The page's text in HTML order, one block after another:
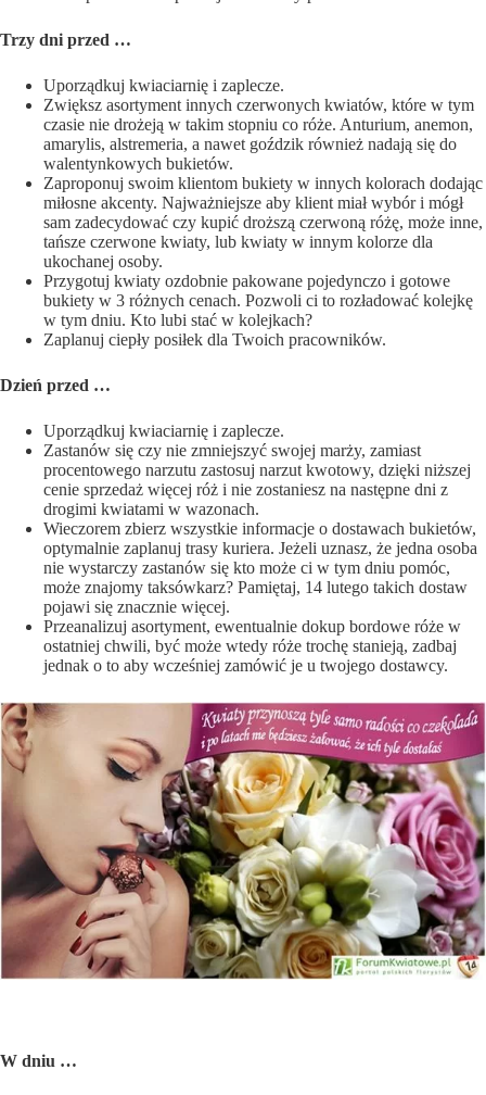
Trzy dni przed …
Uporządkuj kwiaciarnię i zaplecze.
Zwiększ asortyment innych czerwonych kwiatów, które w tym
czasie nie drożeją w takim stopniu co róże. Anturium, anemon,
amarylis, alstremeria, a nawet goździk również nadają się do
walentynkowych bukietów.
Zaproponuj swoim klientom bukiety w innych kolorach dodając
miłosne akcenty. Najważniejsze aby klient miał wybór i mógł
sam zadecydować czy kupić droższą czerwoną różę, może inne,
tańsze czerwone kwiaty, lub kwiaty w innym kolorze dla
ukochanej osoby.
Przygotuj kwiaty ozdobnie pakowane pojedynczo i gotowe
bukiety w 3 różnych cenach. Pozwoli ci to rozładować kolejkę
w tym dniu. Kto lubi stać w kolejkach?
Zaplanuj ciepły posiłek dla Twoich pracowników.
Dzień przed …
Uporządkuj kwiaciarnię i zaplecze.
Zastanów się czy nie zmniejszyć swojej marży, zamiast
procentowego narzutu zastosuj narzut kwotowy, dzięki niższej
cenie sprzedaż więcej róż i nie zostaniesz na następne dni z
drogimi kwiatami w wazonach.
Wieczorem zbierz wszystkie informacje o dostawach bukietów,
optymalnie zaplanuj trasy kuriera. Jeżeli uznasz, że jedna osoba
nie wystarczy zastanów się kto może ci w tym dniu pomóc,
może znajomy taksówkarz? Pamiętaj, 14 lutego takich dostaw
pojawi się znacznie więcej.
Przeanalizuj asortyment, ewentualnie dokup bordowe róże w
ostatniej chwili, być może wtedy róże trochę stanieją, zadbaj
jednak o to aby wcześniej zamówić je u twojego dostawcy.
W dniu …